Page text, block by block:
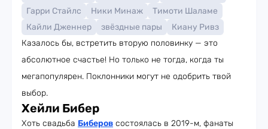
Гарри Стайлс
Ники Минаж
Тимоти Шаламе
Кайли Дженнер
звёздные пары
Киану Ривз
Казалось бы, встретить вторую половинку — это
абсолютное счастье! Но только не тогда, когда ты
мегапопулярен. Поклонники могут не одобрить твой
выбор.
Хейли Бибер
Хоть свадьба Биберов состоялась в 2019-м, фанаты